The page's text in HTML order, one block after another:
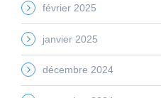
février 2025
janvier 2025
décembre 2024